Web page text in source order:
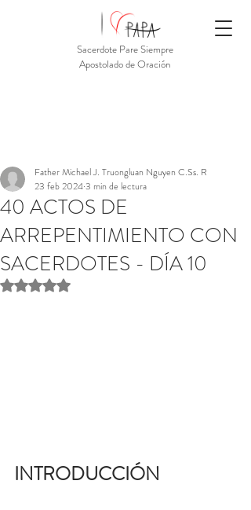
Sacerdote Pare Siempre
Apostolado de Oración
40 ACTOS DE
ARREPENTIMIENTO CON
SACERDOTES - DÍA 10
Father Michael J. Truongluan Nguyen C.Ss. R
23 feb 20243 min de lectura
Obtuvo NaN de 5 estrellas.
INTRODUCCIÓN